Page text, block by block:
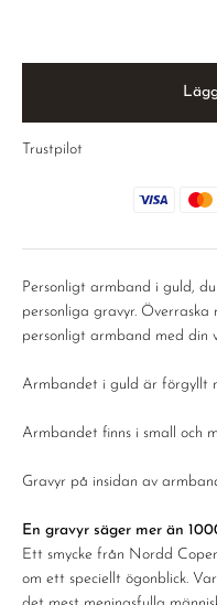
Trustpilot
Personligt armband i guld,
personliga gravyr.
personligt armband med din
Armbandet i guld är förgyllt
Armbandet finns i small och
Gravyr på insidan av
En gravyr säger mer än
Ett smycke från Nordd
om ett speciellt ögonblick.